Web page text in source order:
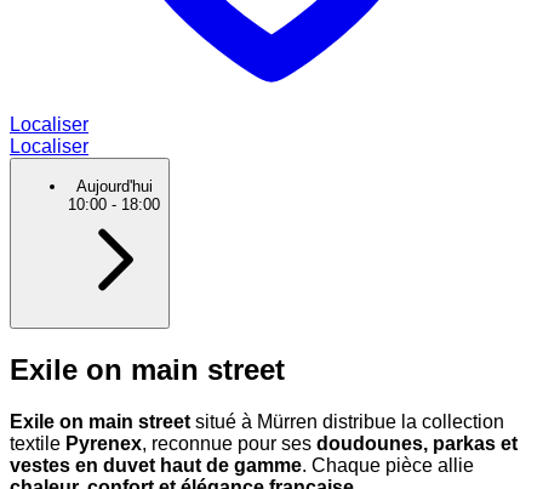
Localiser
Localiser
Aujourd'hui
10:00 - 18:00
Exile on main street
Exile on main street situé à Mürren distribue la collection
textile Pyrenex, reconnue pour ses doudounes, parkas et
vestes en duvet haut de gamme. Chaque pièce allie